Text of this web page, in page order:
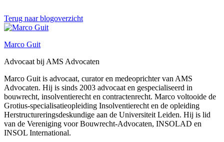
Terug naar blogoverzicht
Marco Guit
Advocaat bij AMS Advocaten
Marco Guit is advocaat, curator en medeoprichter van AMS
Advocaten. Hij is sinds 2003 advocaat en gespecialiseerd in
bouwrecht, insolventierecht en contractenrecht. Marco voltooide de
Grotius-specialisatieopleiding Insolventierecht en de opleiding
Herstructureringsdeskundige aan de Universiteit Leiden. Hij is lid
van de Vereniging voor Bouwrecht-Advocaten, INSOLAD en
INSOL International.